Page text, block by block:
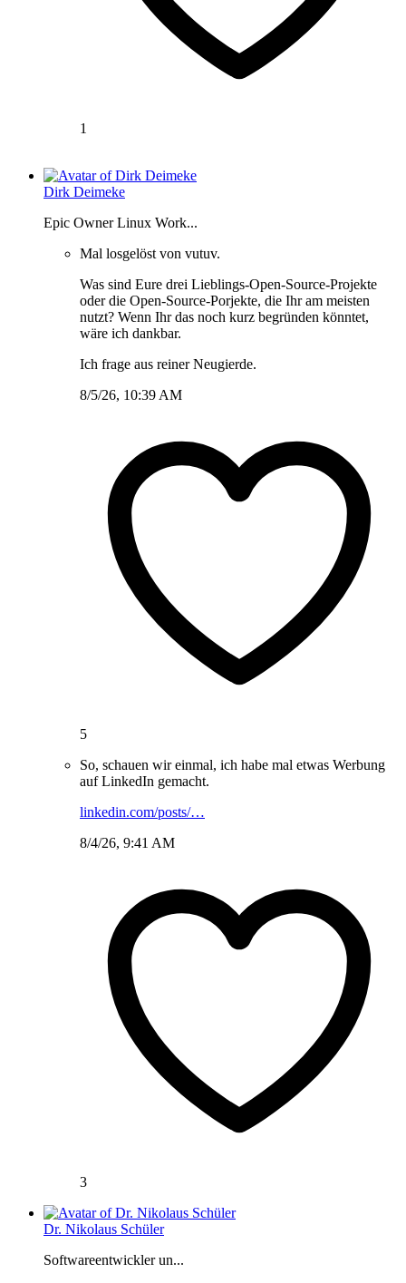
1
Dirk Deimeke
Epic Owner Linux Work...
Mal losgelöst von vutuv.
Was sind Eure drei Lieblings-Open-Source-Projekte
oder die Open-Source-Porjekte, die Ihr am meisten
nutzt? Wenn Ihr das noch kurz begründen könntet,
wäre ich dankbar.
Ich frage aus reiner Neugierde.
8/5/26, 10:39 AM
5
So, schauen wir einmal, ich habe mal etwas Werbung
auf LinkedIn gemacht.
linkedin.com/posts/…
8/4/26, 9:41 AM
3
Dr. Nikolaus Schüler
Softwareentwickler un...